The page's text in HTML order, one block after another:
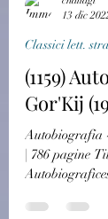
challagi
13 dic
Classici lett.
(1159)
Gor'Kij